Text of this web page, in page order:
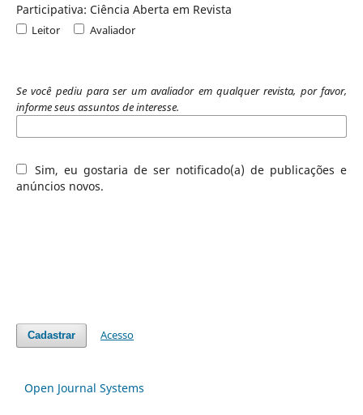
Participativa: Ciência Aberta em Revista
Leitor Avaliador
Se você pediu para ser um avaliador em qualquer revista, por favor,
informe seus assuntos de interesse.
Sim, eu gostaria de ser notificado(a) de publicações e
anúncios novos.
Cadastrar Acesso
Open Journal Systems